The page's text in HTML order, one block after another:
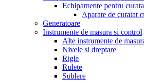
Echipamente pentru
Aparate de curatat
Generatoare
Instrumente de masura si control
Alte instrumente de
Nivele si dreptare
Rigle
Rulete
Sublere